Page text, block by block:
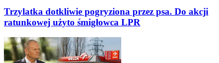
Trzylatka dotkliwie pogryziona przez psa. Do akcji
ratunkowej użyto śmigłowca LPR